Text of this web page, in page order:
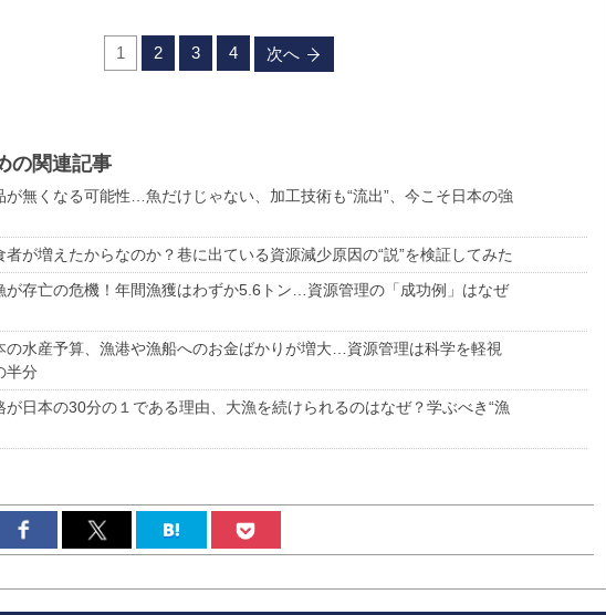
1 2 3 4 次へ
の関連記事
が無くなる可能性…魚だけじゃない、加工技術も“流出”、今こそ日本の強
が増えたからなのか？巷に出ている資源減少原因の“説”を検証してみた
が存亡の危機！年間漁獲はわずか5.6トン…資源管理の「成功例」はなぜ
の水産予算、漁港や漁船へのお金ばかりが増大…資源管理は科学を軽視
半分
日本の30分の１である理由、大漁を続けられるのはなぜ？学ぶべき“漁